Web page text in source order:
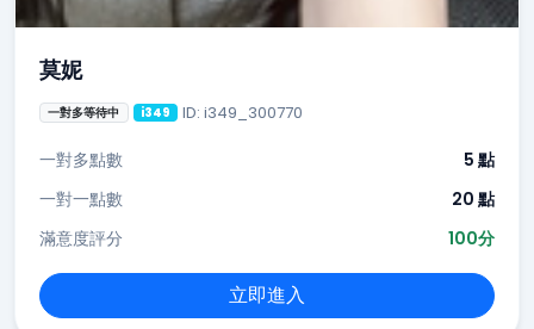
莫妮
一對多等待中 i349 ID: i349_300770
一對多點數
5 點
一對一點數
20 點
滿意度評分
100分
立即進入